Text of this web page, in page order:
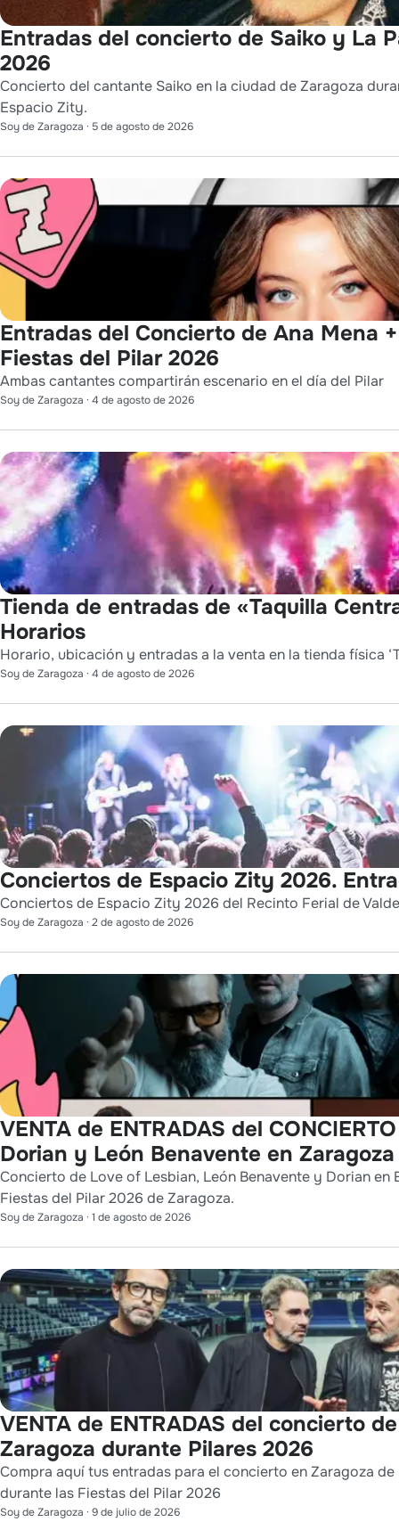
Entradas del concierto de Saiko y La
2026
Concierto del cantante Saiko en la ciudad de Zaragoza
Espacio Zity.
Soy de Zaragoza · 5 de agosto de 2026
Entradas del Concierto de Ana Mena
Fiestas del Pilar 2026
Ambas cantantes compartirán escenario en el día del Pilar
Soy de Zaragoza · 4 de agosto de 2026
Tienda de entradas de «Taquilla
Horarios
Horario, ubicación y entradas a la venta en la tienda física
Soy de Zaragoza · 4 de agosto de 2026
Conciertos de Espacio Zity 2026.
Conciertos de Espacio Zity 2026 del Recinto Ferial de
Soy de Zaragoza · 2 de agosto de 2026
VENTA de ENTRADAS del
Dorian y León Benavente en
Concierto de Love of Lesbian, León Benavente y Dorian
Fiestas del Pilar 2026 de Zaragoza.
Soy de Zaragoza · 1 de agosto de 2026
VENTA de ENTRADAS del concierto
Zaragoza durante Pilares 2026
Compra aquí tus entradas para el concierto en Zaragoza
durante las Fiestas del Pilar 2026
Soy de Zaragoza · 9 de julio de 2026